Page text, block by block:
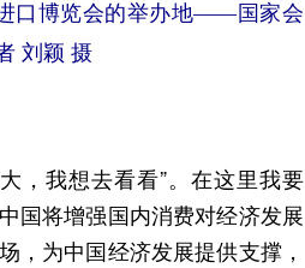
口博览会的举办地——国家会
刘颖 摄
我想去看看”。在这里我要
国将增强国内消费对经济发展
，为中国经济发展提供支撑，